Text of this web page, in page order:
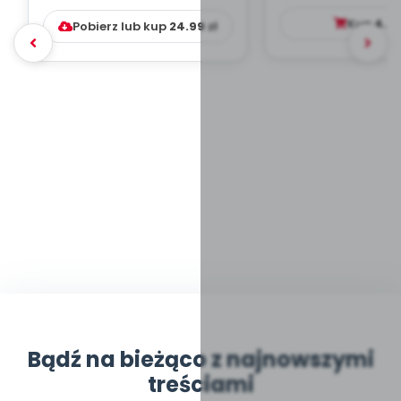
DYDAKTYC...
Pobierz lub kup 24.99zł Kup
Bądź na bieżąco z najnowszymi
treściami